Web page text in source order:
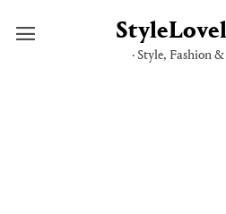
· Style, Fashion &